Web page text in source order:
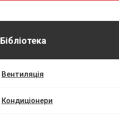
Бібліотека
Вентиляція
Кондиціонери